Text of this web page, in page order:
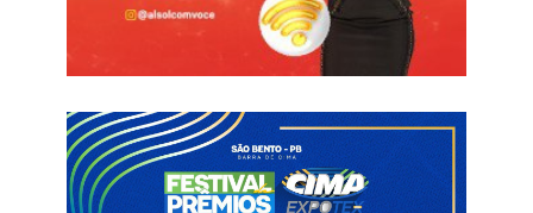
O resultado está aí, não conseguimos classificar na Série D.
Um grupo que tem seis equipes e quatro classificam, o Sousa
ficar de fora é uma vergonha, uma falta de responsabilidade
A campanha do Dinossauro na competição foi instável. Em dez
jogos, foram três vitórias, um empate e seis derrotas. Na